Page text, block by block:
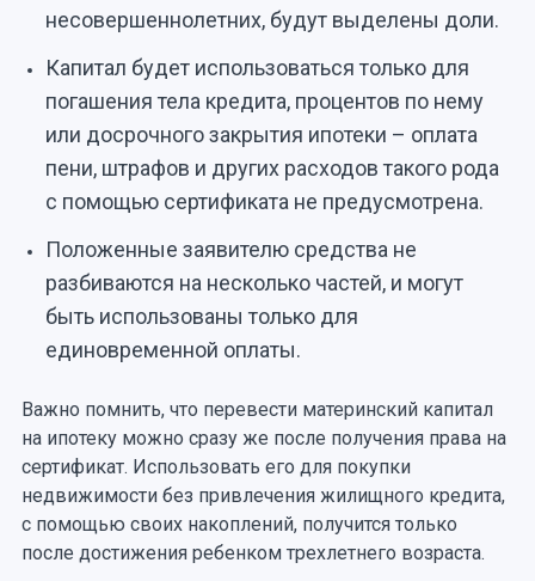
несовершеннолетних, будут выделены доли.
Капитал будет использоваться только для
погашения тела кредита, процентов по нему
или досрочного закрытия ипотеки – оплата
пени, штрафов и других расходов такого рода
с помощью сертификата не предусмотрена.
Положенные заявителю средства не
разбиваются на несколько частей, и могут
быть использованы только для
единовременной оплаты.
Важно помнить, что перевести материнский капитал
на ипотеку можно сразу же после получения права на
сертификат. Использовать его для покупки
недвижимости без привлечения жилищного кредита,
с помощью своих накоплений, получится только
после достижения ребенком трехлетнего возраста.